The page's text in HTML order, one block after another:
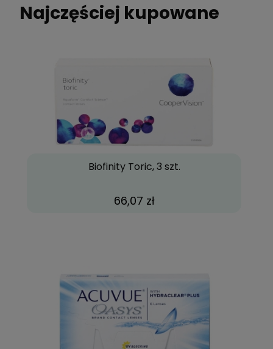
Najczęściej kupowane
Biofinity Toric, 3 szt.
66,07 zł